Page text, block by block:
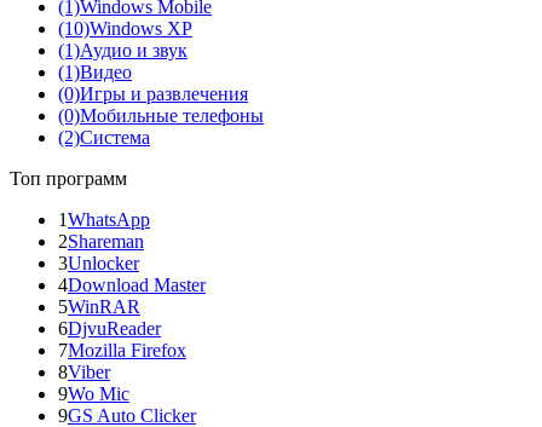
(1)Windows Mobile
(10)Windows XP
(1)Аудио и звук
(1)Видео
(0)Игры и развлечения
(0)Мобильные телефоны
(2)Система
Топ программ
1WhatsApp
2Shareman
3Unlocker
4Download Master
5WinRAR
6DjvuReader
7Mozilla Firefox
8Viber
9Wo Mic
9GS Auto Clicker